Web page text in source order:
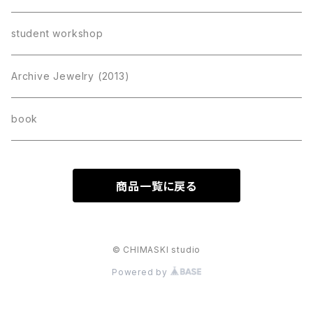
student workshop
Archive Jewelry (2013)
book
商品一覧に戻る
© CHIMASKI studio
Powered by